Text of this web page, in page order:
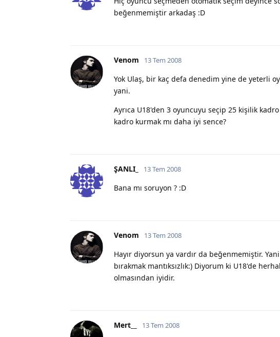
beğenmemiştir arkadaş :D
Venom 13 Tem 2008
Yok Ulaş, bir kaç defa denedim yine de yeterli
yani.
Ayrıca U18'den 3 oyuncuyu seçip 25 kişilik
kadro kurmak mı daha iyi sence?
ŞANLI_ 13 Tem 2008
Bana mı soruyon ? :D
Venom 13 Tem 2008
Hayır diyorsun ya vardır da beğenmemiştir.
bırakmak mantıksızlık:) Diyorum ki U18'de
olmasından iyidir.
Mert__ 13 Tem 2008